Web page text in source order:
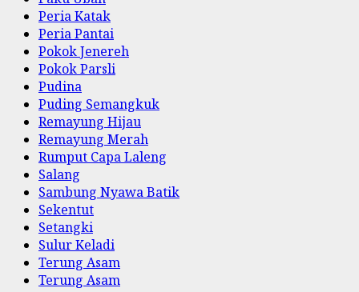
Peria Katak
Peria Pantai
Pokok Jenereh
Pokok Parsli
Pudina
Puding Semangkuk
Remayung Hijau
Remayung Merah
Rumput Capa Laleng
Salang
Sambung Nyawa Batik
Sekentut
Setangki
Sulur Keladi
Terung Asam
Terung Asam